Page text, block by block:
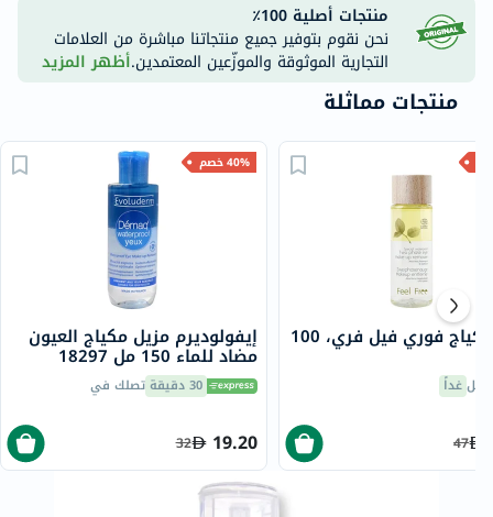
منتجات أصلية 100٪
نحن نقوم بتوفير جميع منتجاتنا مباشرة من العلامات
التجارية الموثوقة والموزّعين المعتمدين.أظهر المزيد
منتجات مماثلة
40% خصم
إيفولوديرم مزيل مكياج العيون
مضاد للماء 150 مل 18297
30 دقيقة تصلك في
19.20
32
مزيل مكياج فوري فيل فري، 100
غداً
47